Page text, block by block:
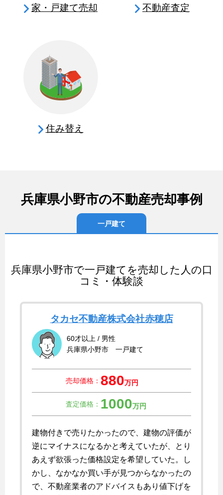
家・戸建て売却 不動産査定
住み替え
兵庫県小野市の不動産売却事例
一戸建て
兵庫県小野市で一戸建てを売却した人の口
コミ・体験談
タカセ不動産株式会社赤穂店
60才以上 / 男性
兵庫県小野市 一戸建て
売却価格： 880万円
査定価格： 1000万円
建物付きで売りたかったので、建物の評価が
逆にマイナスになるかと考えていたが、とり
あえず欲張った価格設定を希望していた。し
かし、なかなか買い手が見つからなかったの
で、不動産業者のアドバイスもあり値下げを